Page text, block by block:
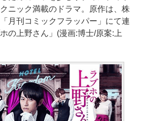
ニック満載のドラマ。原作は、株
月刊コミックフラッパー」にて連
の上野さん」(漫画:博士/原案:上